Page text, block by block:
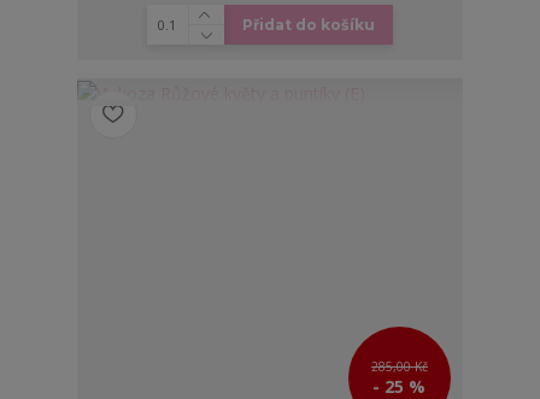
Přidat do košíku
285,00 Kč
- 25 %